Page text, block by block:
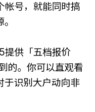
帐号，就能同时搞
提供「五档报价
的。你可以直观看
于识别大户动向非